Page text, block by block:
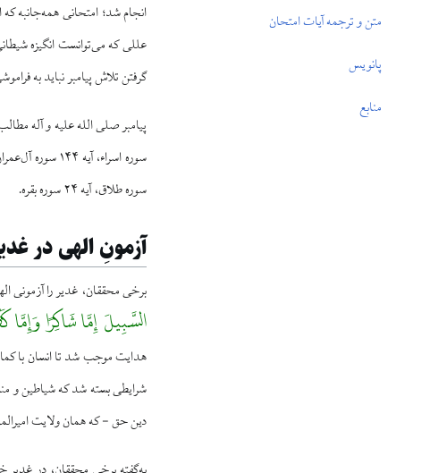
متن و ترجمه آیات امتحان
پانویس
منابع
انجام شد؛ امتحانى همه‌جانبه
عللى كه می‏‌توانست انگيزه
گرفتن تلاش پیامبر نباید به
پیامبر صلی الله علیه و آله
سوره طلاق، آیه ۲۴ سوره بقره.
آزمونِ الهى در
برخی محققان، غدير را آزمونی
السَّبِيلَ إِمَّا شَاكِرًا وَإِمَّا
هدایت موجب شد تا انسان با
شرايطى بسته شد كه شياطين و
دين حق - كه همان ولايت